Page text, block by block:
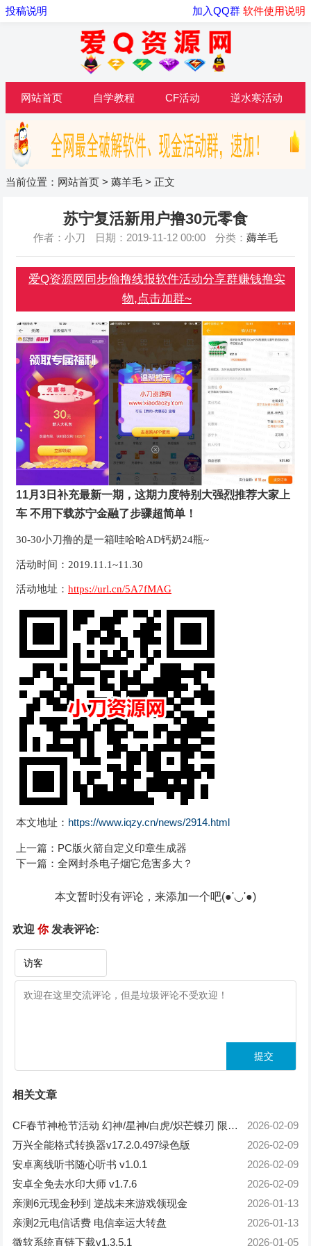
投稿说明 加入QQ群 软件使用说明
网站首页 自学教程 CF活动 逆水寒活动
当前位置： 网站首页 > 薅羊毛 > 正文
苏宁复活新用户撸30元零食
作者：小刀 日期：2019-11-12 00:00 分类： 薅羊毛
爱Q资源网同步偷撸线报软件活动分享群赚钱撸实
物,点击加群~
11月3日补充最新一期，这期力度特别大强烈推荐大家上
车 不用下载苏宁金融了步骤超简单！
30-30小刀撸的是一箱哇哈哈AD钙奶24瓶~
活动时间：2019.11.1~11.30
活动地址： https://url.cn/5A7fMAG
本文地址： https://www.iqzy.cn/news/2914.html
上一篇： PC版火箭自定义印章生成器
下一篇： 全网封杀电子烟它危害多大？
本文暂时没有评论，来添加一个吧(●'◡'●)
欢迎 你发表评论:
相关文章
2026-02-09
CF春节神枪节活动 幻神/星神/白虎/炽芒蝶刃 限时免费体验
2026-02-09
万兴全能格式转换器v17.2.0.497绿色版
2026-02-09
安卓离线听书随心听书 v1.0.1
2026-02-09
安卓全免去水印大师 v1.7.6
2026-01-13
亲测6元现金秒到 逆战未来游戏领现金
2026-01-13
亲测2元电信话费 电信幸运大转盘
2026-01-05
微软系统直链下载v1.3.5.1